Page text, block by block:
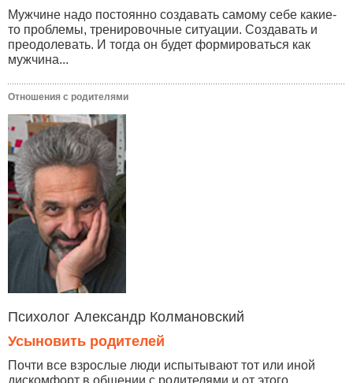
Мужчине надо постоянно создавать самому себе какие-
то проблемы, тренировочные ситуации. Создавать и
преодолевать. И тогда он будет формироваться как
мужчина...
Отношения с родителями
Психолог Александр Колмановский
Усыновить родителей
Почти все взрослые люди испытывают тот или иной
дискомфорт в общении с родителями и от этого